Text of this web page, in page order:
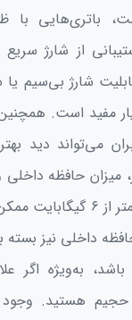
از شارژ
شارژ بی‌سیم یا
مفید است.
می‌تواند دید
میزان حافظه
سال ۱۴۰۴، داشتن رم
داخلی نیز بسته
باشد، به‌ویژه
حجیم هستید.